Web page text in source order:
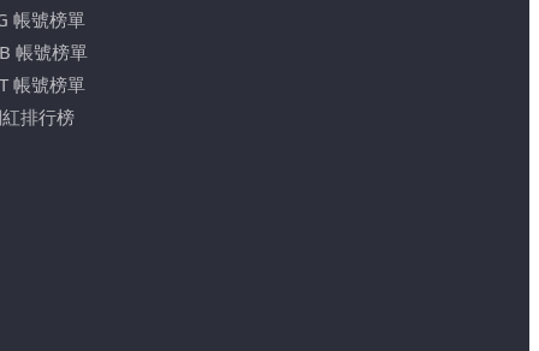
帳號榜單
帳號榜單
帳號榜單
排行榜